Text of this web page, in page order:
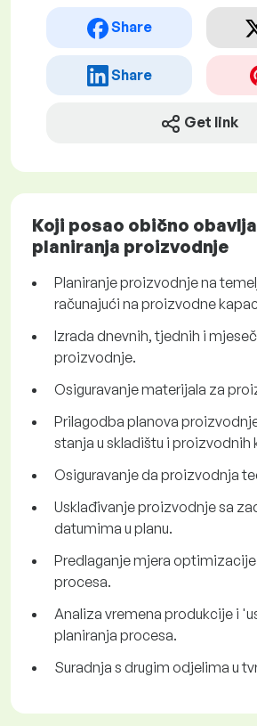
Share
Share
Get link
Koji posao obično
planiranja proizvodnje
Planiranje proizvodnje na
računajući na proizvodne
Izrada dnevnih, tjednih i
proizvodnje.
Osiguravanje materijala za
Prilagodba planova
stanja u skladištu i proizvodnih
Osiguravanje da proizvodnja
Usklađivanje proizvodnje sa
datumima u planu.
Predlaganje mjera
procesa.
Analiza vremena produkcije i
planiranja procesa.
Suradnja s drugim odjelima u